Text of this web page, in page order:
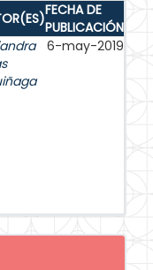
FECHA DE
PUBLICACIÓN
6-may-2019